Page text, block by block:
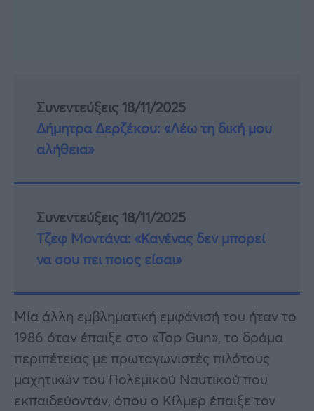
Συνεντεύξεις 18/11/2025
Δήμητρα Δερζέκου: «Λέω τη δική μου
αλήθεια»
Συνεντεύξεις 18/11/2025
Τζεφ Μοντάνα: «Κανένας δεν μπορεί
να σου πει ποιος είσαι»
Μία άλλη εμβληματική εμφάνισή του ήταν το
1986 όταν έπαιξε στο «Top Gun», το δράμα
περιπέτειας με πρωταγωνιστές πιλότους
μαχητικών του Πολεμικού Ναυτικού που
εκπαιδεύονταν, όπου ο Κίλμερ έπαιξε τον